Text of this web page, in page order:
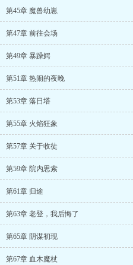
第45章 魔兽幼崽
第47章 前往会场
第49章 暴躁鳄
第51章 热闹的夜晚
第53章 落日塔
第55章 火焰狂象
第57章 关于收徒
第59章 院内思索
第61章 归途
第63章 老登，我后悔了
第65章 阴谋初现
第67章 血木魔杖